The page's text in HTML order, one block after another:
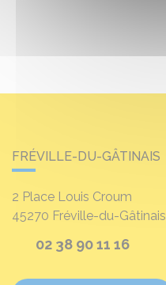
FRÉVILLE-DU-GÂTINAIS
2 Place Louis Croum
45270 Fréville-du-Gâtinais
02 38 90 11 16